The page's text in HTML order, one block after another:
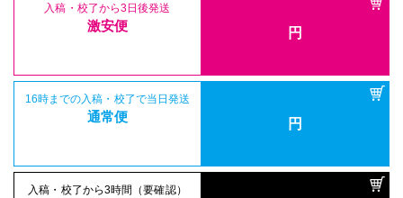
入稿・校了から3日後発送
激安便 円
16時までの入稿・校了で当日発送
通常便 円
入稿・校了から3時間（要確認）